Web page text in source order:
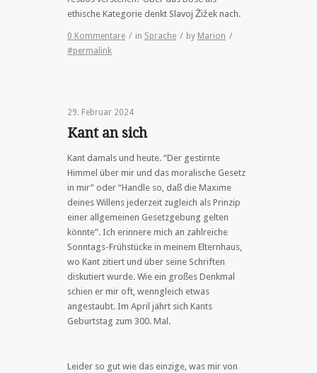
ethische Kategorie denkt Slavoj Žižek nach.
0 Kommentare / in Sprache / by Marion /
#permalink
29. Februar 2024
Kant an sich
Kant damals und heute. “Der gestirnte
Himmel über mir und das moralische Gesetz
in mir” oder “Handle so, daß die Maxime
deines Willens jederzeit zugleich als Prinzip
einer allgemeinen Gesetzgebung gelten
könnte”. Ich erinnere mich an zahlreiche
Sonntags-Frühstücke in meinem Elternhaus,
wo Kant zitiert und über seine Schriften
diskutiert wurde. Wie ein großes Denkmal
schien er mir oft, wenngleich etwas
angestaubt. Im April jährt sich Kants
Geburtstag zum 300. Mal.
Leider so gut wie das einzige, was mir von